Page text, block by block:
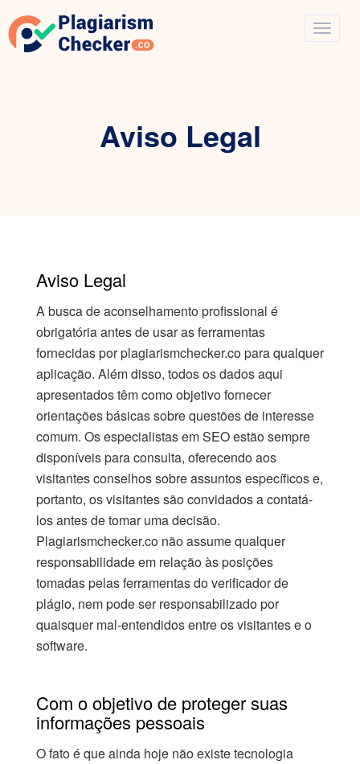
Aviso Legal
Aviso Legal
A busca de aconselhamento profissional é
obrigatória antes de usar as ferramentas
fornecidas por plagiarismchecker.co para qualquer
aplicação. Além disso, todos os dados aqui
apresentados têm como objetivo fornecer
orientações básicas sobre questões de interesse
comum. Os especialistas em SEO estão sempre
disponíveis para consulta, oferecendo aos
visitantes conselhos sobre assuntos específicos e,
portanto, os visitantes são convidados a contatá-
los antes de tomar uma decisão.
Plagiarismchecker.co não assume qualquer
responsabilidade em relação às posições
tomadas pelas ferramentas do verificador de
plágio, nem pode ser responsabilizado por
quaisquer mal-entendidos entre os visitantes e o
software.
Com o objetivo de proteger suas
informações pessoais
O fato é que ainda hoje não existe tecnologia